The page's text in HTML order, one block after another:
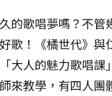
的歌唱夢嗎？不管
歌！《橘世代》與
大人的魅力歌唱課
來教學，有四人團